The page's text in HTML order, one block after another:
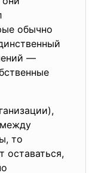
обычно
—
то
оставаться,